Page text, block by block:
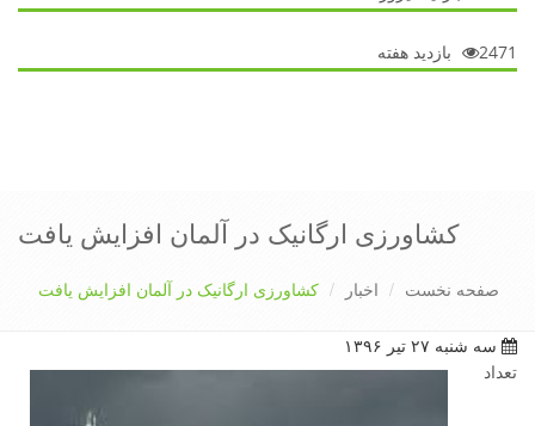
بازدید هفته 2471
کشاورزی ارگانیک در آلمان افزایش یافت
صفحه نخست اخبار کشاورزی ارگانیک در آلمان افزایش یافت
سه شنبه ۲۷ تیر ۱۳۹۶
تعداد